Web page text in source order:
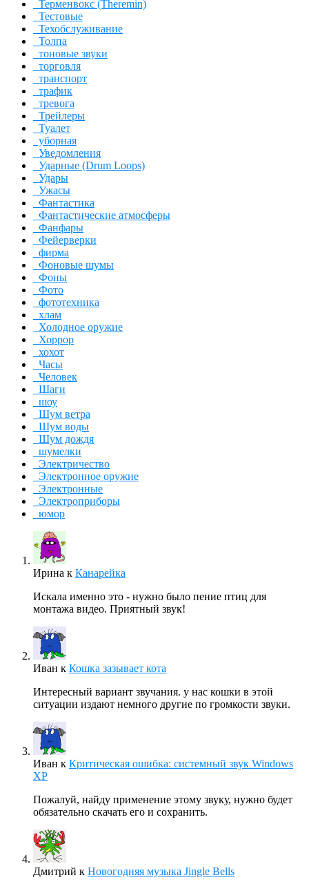
Терменвокс (Theremin)
Тестовые
Техобслуживание
Толпа
тоновые звуки
торговля
транспорт
трафик
тревога
Трейлеры
Туалет
уборная
Уведомления
Ударные (Drum Loops)
Удары
Ужасы
Фантастика
Фантастические атмосферы
Фанфары
Фейерверки
фирма
Фоновые шумы
Фоны
Фото
фототехника
хлам
Холодное оружие
Хоррор
хохот
Часы
Человек
Шаги
шоу
Шум ветра
Шум воды
Шум дождя
шумелки
Электричество
Электронное оружие
Электронные
Электроприборы
юмор
Ирина к Канарейка
Искала именно это - нужно было пение птиц для
монтажа видео. Приятный звук!
Иван к Кошка зазывает кота
Интересный вариант звучания. у нас кошки в этой
ситуации издают немного другие по громкости звуки.
Иван к Критическая ошибка: системный звук Windows
XP
Пожалуй, найду применение этому звуку, нужно будет
обязательно скачать его и сохранить.
Дмитрий к Новогодняя музыка Jingle Bells